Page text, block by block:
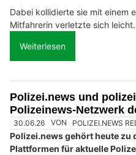
Dabei kollidierte sie mit einem
Mitfahrerin verletzte sich leicht.
Weiterlesen
Polizei.news und
Polizeinews-Netzwerk
30.06.26 VON POLIZEI.NEWS
Polizei.news gehört heute zu
Plattformen für aktuelle